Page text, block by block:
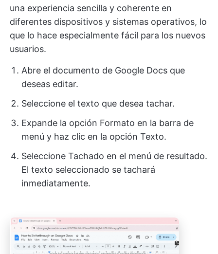
una experiencia sencilla y coherente en
diferentes dispositivos y sistemas operativos, lo
que lo hace especialmente fácil para los nuevos
usuarios.
Abre el documento de Google Docs que
deseas editar.
Seleccione el texto que desea tachar.
Expande la opción Formato en la barra de
menú y haz clic en la opción Texto.
Seleccione Tachado en el menú de resultado.
El texto seleccionado se tachará
inmediatamente.